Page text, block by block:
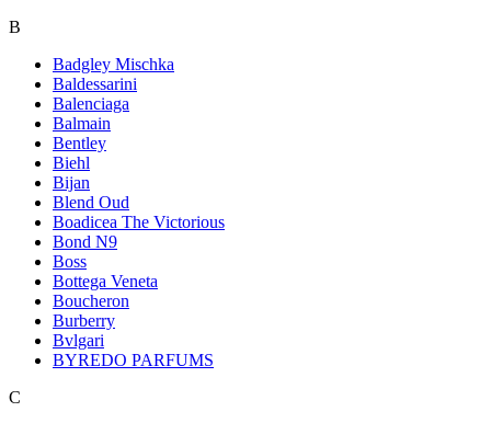
B
Badgley Mischka
Baldessarini
Balenciaga
Balmain
Bentley
Biehl
Bijan
Blend Oud
Boadicea The Victorious
Bond N9
Boss
Bottega Veneta
Boucheron
Burberry
Bvlgari
BYREDO PARFUMS
C